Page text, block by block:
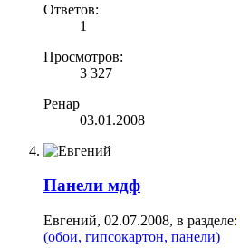
Ответов:
1
Просмотров:
3 327
Ренар
03.01.2008
Панели мдф
Евгений, 02.07.2008, в разделе:
(обои, гипсокартон, панели)